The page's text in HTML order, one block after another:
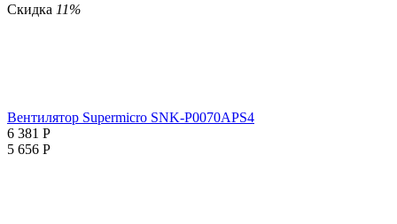
Скидка 11%
Вентилятор Supermicro SNK-P0070APS4
6 381 Р
5 656 Р